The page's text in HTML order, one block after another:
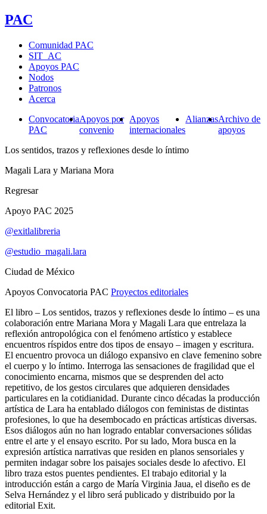
PAC
Comunidad PAC
SIT_AC
Apoyos PAC
Nodos
Patronos
Acerca
Convocatoria
PAC
Apoyos por
convenio
Apoyos
internacionales
AlianzasArchivo de
apoyos
Los sentidos, trazos y reflexiones desde lo íntimo
Magali Lara y Mariana Mora
Regresar
Apoyo PAC 2025
@exitlalibreria
@estudio_magali.lara
Ciudad de México
Apoyos Convocatoria PAC Proyectos editoriales
El libro – Los sentidos, trazos y reflexiones desde lo íntimo – es una
colaboración entre Mariana Mora y Magali Lara que entrelaza la
reflexión antropológica con el fenómeno artístico y establece
encuentros ríspidos entre dos tipos de ensayo – imagen y escritura.
El encuentro provoca un diálogo expansivo en clave femenino sobre
el cuerpo y lo íntimo. Interroga las sensaciones de fragilidad que el
conocimiento encarna, mismos que se desprenden del acto
repetitivo, de los gestos circulares que adquieren densidades
particulares en la cotidianidad. Durante cinco décadas la producción
artística de Lara ha entablado diálogos con feministas de distintas
profesiones, lo que ha desembocado en prácticas artísticas diversas.
Esos diálogos aún no han logrado entablar conversaciones sólidas
entre el arte y el ensayo escrito. Por su lado, Mora busca en la
expresión artística narrativas que residen en planos sensoriales y
permiten indagar sobre los paisajes sociales desde lo afectivo. El
libro traza estos puentes pendientes. El trabajo editorial y la
introducción están a cargo de María Virginia Jaua, el diseño es de
Selva Hernández y el libro será publicado y distribuido por la
editorial Exit.